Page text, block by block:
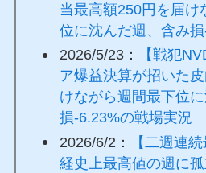
当最高額250円を届け
位に沈んだ週、含み
2026/5/23：
【戦犯
ア爆益決算が招いた
けながら週間最下位
損-6.23%の戦場実況
2026/6/2：
【二週連
経史上最高値の週に